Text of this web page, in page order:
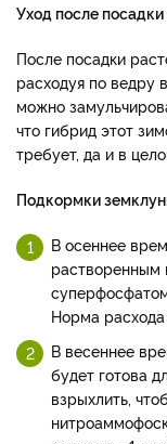
Уход после
После посадки
расходуя по ведру
можно
что гибрид этот
требует, да и в
Подкормки
В осеннее
растворенным
Норма
В весеннее
будет готова
взрыхлить,